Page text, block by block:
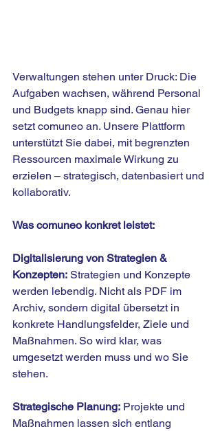
Verwaltungen stehen unter Druck: Die
Aufgaben wachsen, während Personal
und Budgets knapp sind. Genau hier
setzt comuneo an. Unsere Plattform
unterstützt Sie dabei, mit begrenzten
Ressourcen maximale Wirkung zu
erzielen – strategisch, datenbasiert und
kollaborativ.
Was comuneo konkret leistet:
Digitalisierung von Strategien &
Konzepten: Strategien und Konzepte
werden lebendig. Nicht als PDF im
Archiv, sondern digital übersetzt in
konkrete Handlungsfelder, Ziele und
Maßnahmen. So wird klar, was
umgesetzt werden muss und wo Sie
stehen.
Strategische Planung: Projekte und
Maßnahmen lassen sich entlang